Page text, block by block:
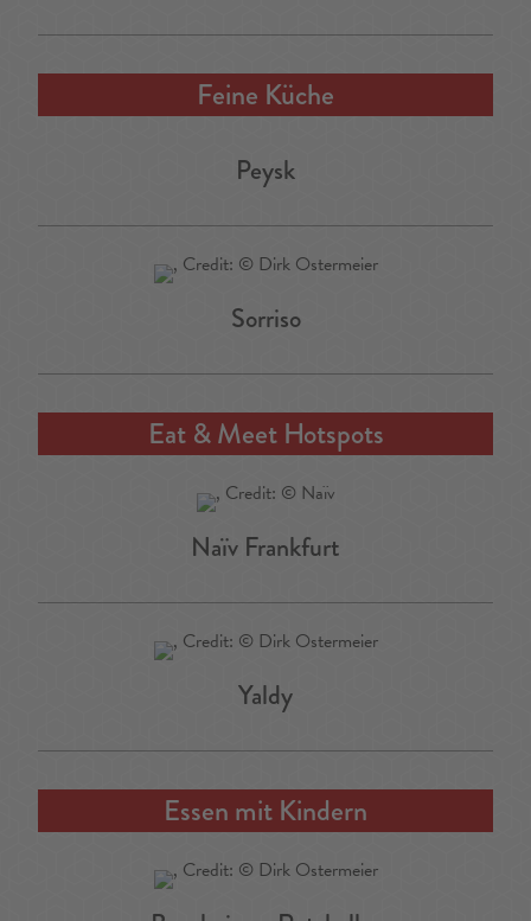
Feine Küche
Peysk
Sorriso
Eat & Meet Hotspots
Naïv Frankfurt
Yaldy
Essen mit Kindern